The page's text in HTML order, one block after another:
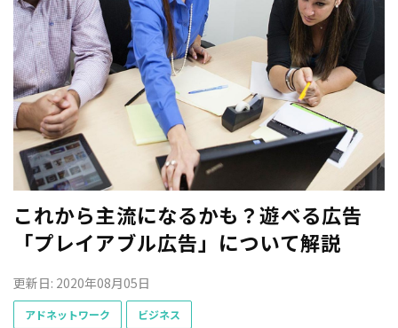
これから主流になるかも？遊べる広告
「プレイアブル広告」について解説
更新日: 2020年08月05日
アドネットワーク ビジネス